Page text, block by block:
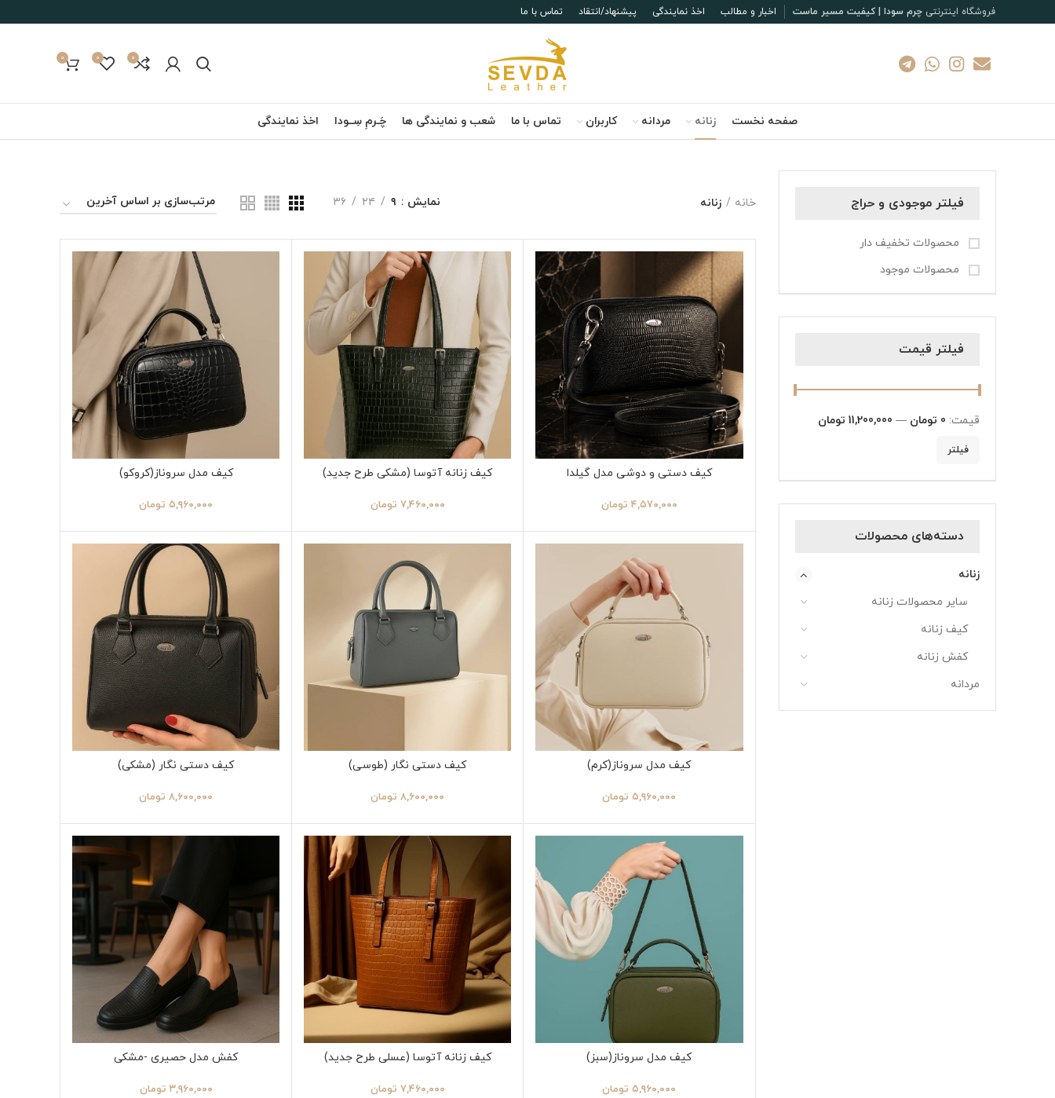
فروشگاه اینترنتی چرم سودا | کیفیت مسیر ماست اخبار و مطالب اخذ نمایندگی پیشنهاد/انتقاد تماس با ما
۰ ۰ 0
صفحه نخست زنانه مردانه کاربران تماس با ما شعب و نمایندگی ها چَـرمِ سِــودا اخذ نمایندگی
فیلتر موجودی و حراج
محصولات تخفیف دار
محصولات موجود
فیلتر قیمت
فیلتر
قیمت: 0 تومان — 11,200,000 تومان
دسته‌های محصولات
زنانه
سایر محصولات زنانه
کیف زنانه
کفش زنانه
مردانه
خانه زنانه نمایش ۹ ۲۴ ۳۶
کیف دستی و دوشی مدل گیلدا
۴,۵۷۰,۰۰۰ تومان
کیف زنانه آتوسا (مشکی طرح جدید)
۷,۴۶۰,۰۰۰ تومان
کیف مدل سروناز(کروکو)
۵,۹۶۰,۰۰۰ تومان
کیف مدل سروناز(کرم)
۵,۹۶۰,۰۰۰ تومان
کیف دستی نگار (طوسی)
۸,۶۰۰,۰۰۰ تومان
کیف دستی نگار (مشکی)
۸,۶۰۰,۰۰۰ تومان
کیف مدل سروناز(سبز)
۵,۹۶۰,۰۰۰ تومان
کیف زنانه آتوسا (عسلی طرح جدید)
۷,۴۶۰,۰۰۰ تومان
کفش مدل حصیری -مشکی
۳,۹۶۰,۰۰۰ تومان